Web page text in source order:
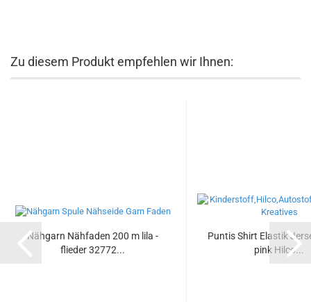
Zu diesem Produkt empfehlen wir Ihnen:
Nähgarn Nähfaden 200 m lila -
flieder 32772...
Puntis Shirt Elastik
pink Hilco...